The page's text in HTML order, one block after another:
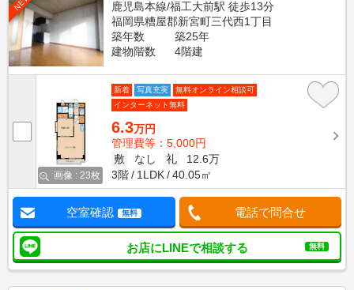
鹿児島本線/福工大前駅 徒歩13分
福岡県糟屋郡新宮町三代西1丁目
築年数
築25年
建物階数
4階建
画像 : 23枚
新着 写真充実
無料オンライン相談可
インターネット無料
6.3万円
管理費等：5,000円
敷
なし 礼
12.6万
3階
1LDK 40.05㎡
空室確認 無料 電話で問合せ
お店にLINEで相談する 無料